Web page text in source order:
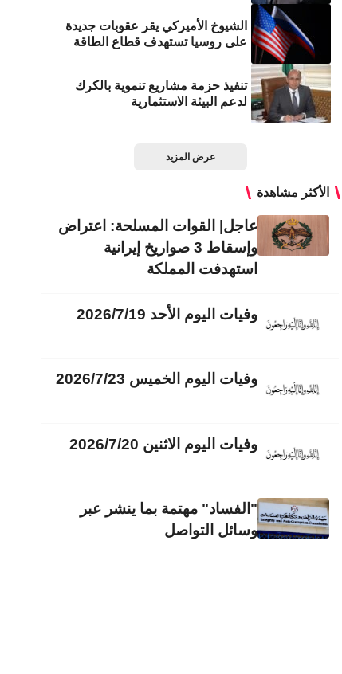
الشيوخ الأميركي يقر عقوبات جديدة
على روسيا تستهدف قطاع الطاقة
تنفيذ حزمة مشاريع تنموية بالكرك
لدعم البيئة الاستثمارية
عرض المزيد
الأكثر مشاهدة
عاجل| القوات المسلحة: اعتراض
وإسقاط 3 صواريخ إيرانية
استهدفت المملكة
وفيات اليوم الأحد 2026/7/19
وفيات اليوم الخميس 2026/7/23
وفيات اليوم الاثنين 2026/7/20
"الفساد" مهتمة بما ينشر عبر
وسائل التواصل